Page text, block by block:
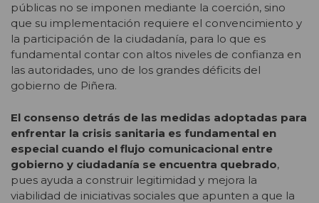
públicas no se imponen mediante la coerción, sino
que su implementación requiere el convencimiento y
la participación de la ciudadanía, para lo que es
fundamental contar con altos niveles de confianza en
las autoridades, uno de los grandes déficits del
gobierno de Piñera.
El consenso detrás de las medidas adoptadas para
enfrentar la crisis sanitaria es fundamental en
especial cuando el flujo comunicacional entre
gobierno y ciudadanía se encuentra quebrado,
pues ayuda a construir legitimidad y mejora la
viabilidad de iniciativas sociales que apunten a que la